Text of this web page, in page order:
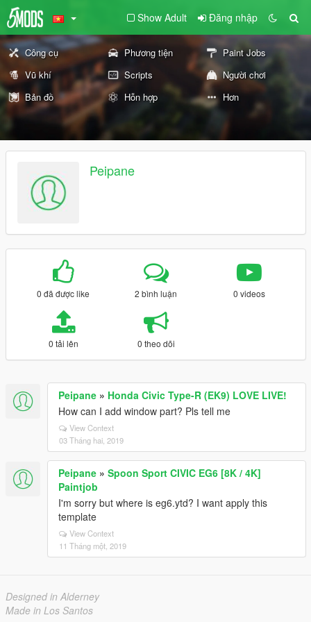
Show Adult Đăng nhập
Công cụ Phương tiện
Paint Jobs
Vũ khí
Scripts
Người chơi
Bản đồ
Hỗn hợp Hơn
Peipane
0 đã được like 2 bình luận 0 videos
0 tải lên 0 theo dõi
Peipane » Honda Civic Type-R (EK9) LOVE LIVE!
How can I add window part? Pls tell me
View Context
03 Tháng hai, 2019
Peipane » Spoon Sport CIVIC EG6 [8K / 4K]
Paintjob
I'm sorry but where is eg6.ytd? I want apply this
template
View Context
11 Tháng một, 2019
Designed in Alderney
Made in Los Santos